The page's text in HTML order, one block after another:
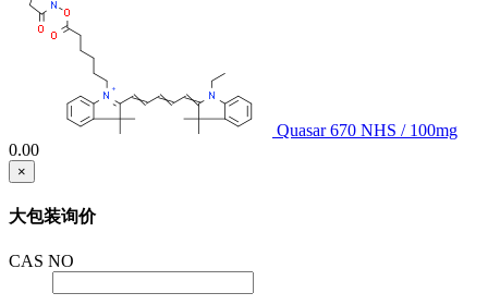
Quasar 670 NHS / 100mg
0.00
×
大包装询价
CAS NO